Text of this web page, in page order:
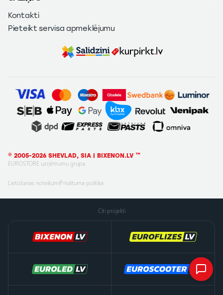
Kontakti
Pieteikt servisa apmeklējumu
© 2005-2026 SHEVLAD, SIA | BIXENON.LV ™
EUROSTORE uzņēmumu grupa
Lietošanas noteikumiPrivātuma politika
Citi projekti